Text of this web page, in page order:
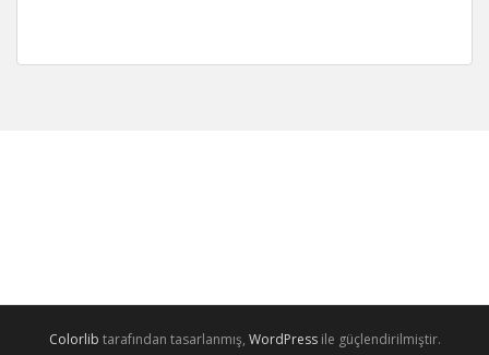
Colorlib tarafından tasarlanmış, WordPressile güçlendirilmiştir.